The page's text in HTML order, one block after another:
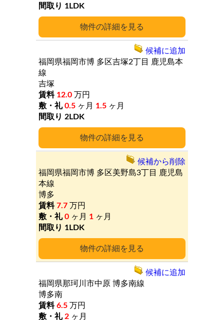
詳細
1LDK
詳細
福岡県福岡市博 多区吉塚2丁目
鹿児島本
線
吉塚
12.0 万円
0.5 ヶ月 1.5 ヶ月
2LDK
候補に追加
詳細
福岡県福岡市博 多区美野島3丁目
鹿児島
本線
博多
7.7 万円
0 ヶ月 1 ヶ月
1LDK
候補から削除
福岡県那珂川市中原 博多南線
博多南
6.5 万円
2 ヶ月
候補に追加